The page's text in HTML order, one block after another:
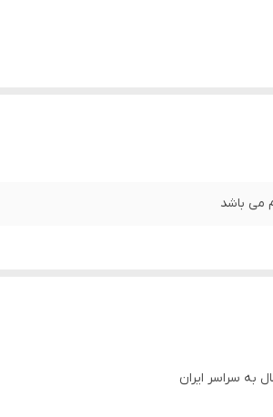
می باشد
سراسر ایران